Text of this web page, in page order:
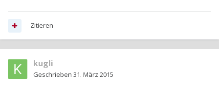
Zitieren
kugli
Geschrieben 31. März 2015